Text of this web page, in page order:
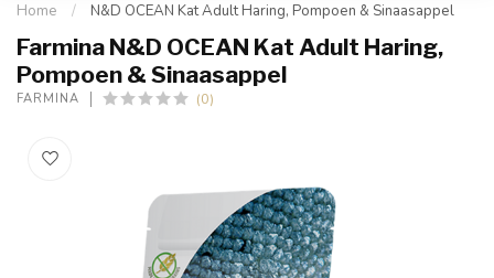
Home / N&D OCEAN Kat Adult Haring, Pompoen & Sinaasappel
Farmina N&D OCEAN Kat Adult Haring,
Pompoen & Sinaasappel
FARMINA (0)